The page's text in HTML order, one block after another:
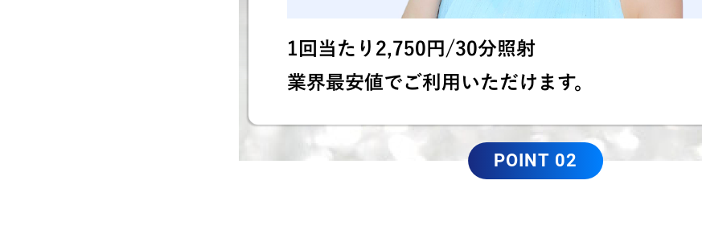
1回当たり2,750円/30分照射
業界最安値でご利用いただけます。
POINT 02